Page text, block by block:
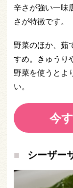
辛さが強い一味
さが特徴です。
野菜のほか、茹
すめ。きゅうり
野菜を使うとよ
い。
今
シーザー